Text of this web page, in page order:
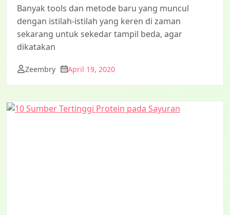
Banyak tools dan metode baru yang muncul
dengan istilah-istilah yang keren di zaman
sekarang untuk sekedar tampil beda, agar
dikatakan
Zeembry April 19, 2020